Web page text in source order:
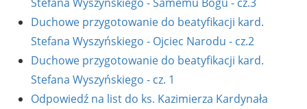
Duchowe przygotowanie do beatyfikacji kard.
Stefana Wyszyńskiego - Ojciec Narodu - cz.2
Duchowe przygotowanie do beatyfikacji kard.
Stefana Wyszyńskiego - cz. 1
Odpowiedź na list do ks. Kazimierza Kardynała